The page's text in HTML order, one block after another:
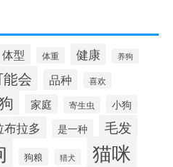
体型 体重 健康 养狗
会 品种 喜欢
家庭 寄生虫 小狗
布拉多 是一种 毛发
狗粮 猎犬 猫咪